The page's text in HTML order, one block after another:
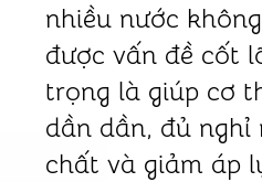
nhiều nước
được vấn đề cốt
trọng là giúp cơ
dần dần, đủ nghỉ
chất và giảm áp